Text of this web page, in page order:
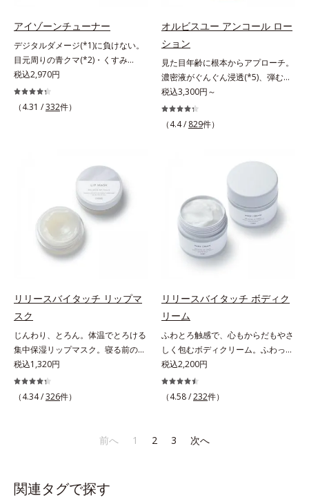
ての人に皮膚刺激がおきないという
わけではありません）
シリル化シリカ、BG、ペンチレン
グ成分(*3)」を採用し、コーティン
の形状をキープしやすい状態に整
え、スタイリングしやすい髪へ導き
ます。深呼吸したくなる爽やかでや
さしいグリーン＆ハーブの香りで、
毎日をタフに頑張る男性の心を解き
ほぐします。*1 ラウリルグルコシ
な汚れを落とす成分*2 グリチルリ
チン酸２K、アルテロモナス発酵エ
キス（微生物由来）、イワベンケイ
根エキス（植物由来）＝頭皮にうる
おいを与える保湿成分*3 PPG-3カ
プリリルエーテル＝毛髪の水分・油
分を保ち、髪をまとまりやすく整え
アイゾーンチューナー
デジタルダメージ(*1)に負けない。
目元周りの青クマ(*2)・くすみ
(*3)・乾燥をケアする目元用スティ
ック状美容液。目元周りにあらわれ
る青クマ(*2)・くすみ(*3)・乾燥
その液晶画面が発するブルーライト
を浴び続けると、目元周りには青ク
マ・くすみ・乾燥が……。そこでデ
ジタルダメージの根本原因に着目
し、目元スッキリ(*4)・くすみケ
ア・ハイライト効果と、1本で3つの
機能を兼ね備えた目元用美容液を開
効果で目元の巡りをスムーズにし、
乾燥をケアして目元スッキリ。さら
にワイルドタイムエキス(*5)が肌の
キメを整え、ブライトニングフィル
ター(*6)が光をコントロールして目
元のくすみを払い、透明感のある目
元へ整えます。メイクの上からでも
ＯＫだから、メイク直しのついでに
イライト効果も。お疲れ目元がスッ
が手放せない私たちにぴったりのア
イテムです。*1 肌の乾燥、キメの
税込2,970円
（4.31 /332件）
オルビスユー アンコール ロー
ション
見た目年齢に根本からアプローチ。
濃密液がぐんぐん浸透(*5)、弾むよ
うな素肌へ。諦めかけていたハリ不
足、うるおい低下に先端科学ケア
(*1)でアプローチするエイジングケ
スエキスとHSP（ヒートショックプ
ロテイン）(*4)の合わせ技で、目
元、フェイスラインなど、年齢を重
ねるにつれハリ不足、うるおい低下
を感じやすい部位に働きかけ、ハリ
感のある肌へ導きます。さらに、水
でも油でもない第3の成分、even
wateroil（イーブンワテロイル）を
実現できなかった、“濃密なうるお
つの感触の両立に成功。ごわつく年
齢肌を柔肌に整え、未体験の肌感触
を叶えます。*1 保湿*2 年齢に応じ
たお手入れ *3 D.N.A.＝Daily New
Approach*4 HSP含有酵母エキス＝
保湿成分*5 角層内
税込3,300円～
（4.4 / 829件）
リリースバイタッチ リップマ
スク
じんわり、とろん。体温でとろける
集中保湿リップマスク。寝る前のひ
と塗りでやわらかな唇へ。集中保湿
リップマスクです。バームのような
固めのテクスチャーが体温でじんわ
成分配合で、乾燥にゆらがない唇に
らケアで唇をそっといたわりなが
ら、メイク映えするしっとりやわら
税込1,320円
（4.34 /326件）
リリースバイタッチ ボディク
リーム
ふわとろ触感で、心もからだもやさ
しく包むボディクリーム。ふわっと
軽やかで、ぽよっと弾むユニーク触
感。なじませると摩擦と皮膚温でほ
どけるボディクリームです。うっと
に吸い付くようなしっとりもちもち
税込2,200円
（4.58 /232件）
前へ 1 2 3 次へ
関連タグで探す